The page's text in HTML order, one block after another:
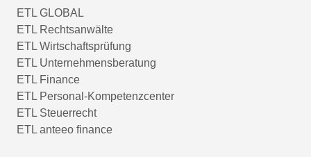
ETL GLOBAL
ETL Rechtsanwälte
ETL Wirtschaftsprüfung
ETL Unternehmensberatung
ETL Finance
ETL Personal-Kompetenzcenter
ETL Steuerrecht
ETL anteeo finance